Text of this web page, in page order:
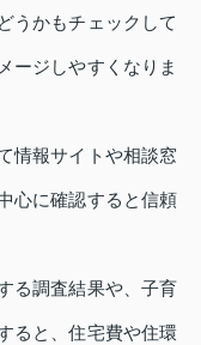
うかもチェックして
ージしやすくなりま
情報サイトや相談窓
心に確認すると信頼
る調査結果や、子育
ると、住宅費や住環